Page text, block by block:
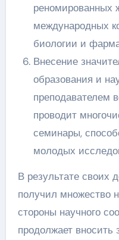
реномированных
международных
биологии и
Внесение
образования и
преподавателем
проводит
семинары,
молодых
В результате своих
получил множество
стороны научного
продолжает вносить